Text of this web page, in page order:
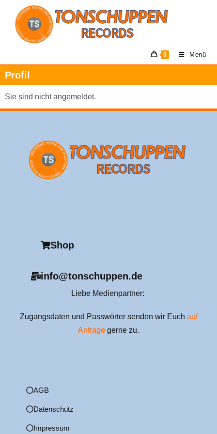
0 Menü
Profil
Sie sind nicht angemeldet.
Shop
info@tonschuppen.de
Liebe Medienpartner:
Zugangsdaten und Passwörter senden wir Euch auf
Anfrage gerne zu.
AGB
Datenschutz
Impressum